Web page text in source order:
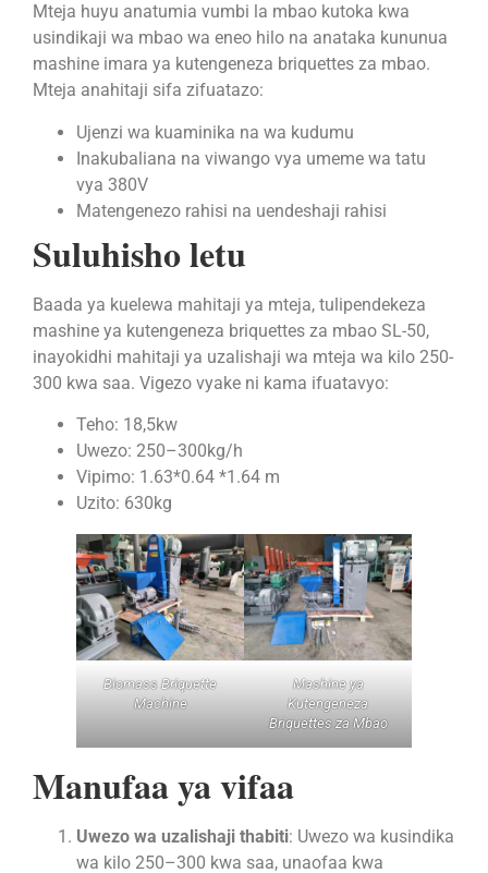
Mteja huyu anatumia vumbi la mbao kutoka kwa
usindikaji wa mbao wa eneo hilo na anataka kununua
mashine imara ya kutengeneza briquettes za mbao.
Mteja anahitaji sifa zifuatazo:
Ujenzi wa kuaminika na wa kudumu
Inakubaliana na viwango vya umeme wa tatu
vya 380V
Matengenezo rahisi na uendeshaji rahisi
Suluhisho letu
Baada ya kuelewa mahitaji ya mteja, tulipendekeza
mashine ya kutengeneza briquettes za mbao SL-50,
inayokidhi mahitaji ya uzalishaji wa mteja wa kilo 250-
300 kwa saa. Vigezo vyake ni kama ifuatavyo:
Teho: 18,5kw
Uwezo: 250–300kg/h
Vipimo: 1.63*0.64 *1.64 m
Uzito: 630kg
Biomass Briquette
Machine
Mashine ya
Kutengeneza
Briquettes za Mbao
Manufaa ya vifaa
Uwezo wa uzalishaji thabiti: Uwezo wa kusindika
wa kilo 250–300 kwa saa, unaofaa kwa